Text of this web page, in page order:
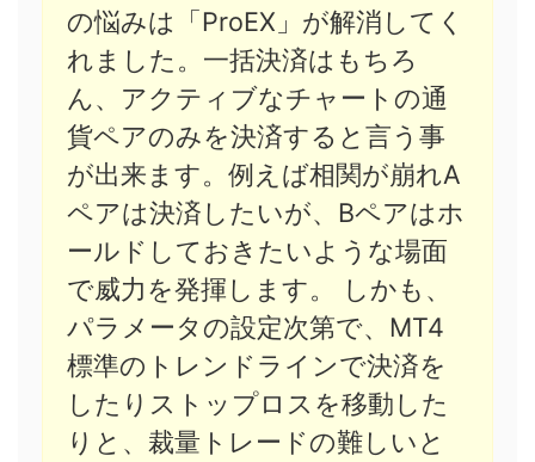
の悩みは「ProEX」が解消してく
れました。一括決済はもちろ
ん、アクティブなチャートの通
貨ペアのみを決済すると言う事
が出来ます。例えば相関が崩れA
ペアは決済したいが、Bペアはホ
ールドしておきたいような場面
で威力を発揮します。 しかも、
パラメータの設定次第で、MT4
標準のトレンドラインで決済を
したりストップロスを移動した
りと、裁量トレードの難しいと